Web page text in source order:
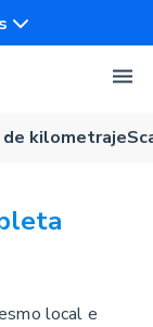
kilometraje
local e